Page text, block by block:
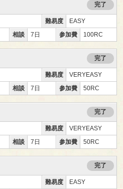
完了
難易度
EASY
相談 7日 参加費 100RC
完了
難易度
VERYEASY
相談 7日 参加費 50RC
完了
難易度
VERYEASY
相談 7日 参加費 50RC
完了
難易度
EASY